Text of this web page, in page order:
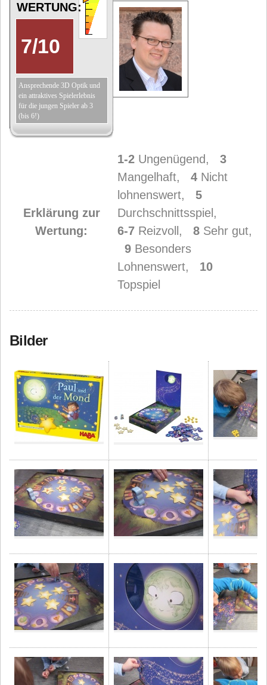
WERTUNG:
7/10
Ansprechende 3D Optik und
ein attraktives Spielerlebnis
für die jungen Spieler ab 3
(bis 6!)
Erklärung zur
Wertung:
1-2 Ungenügend, 3
Mangelhaft, 4 Nicht
lohnenswert, 5
Durchschnittsspiel,
6-7 Reizvoll, 8 Sehr gut,
9 Besonders
Lohnenswert, 10
Topspiel
Bilder